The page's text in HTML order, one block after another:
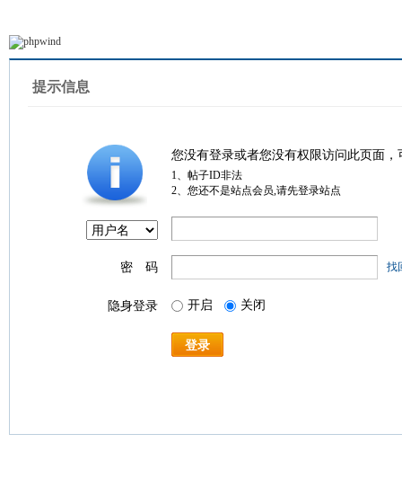
提示信息
您没有登录或者您没有权限访问此页面
1、帖子ID非法
2、您还不是站点会员,请先登录站点
密 码 找
隐身登录 开启 关闭
登录